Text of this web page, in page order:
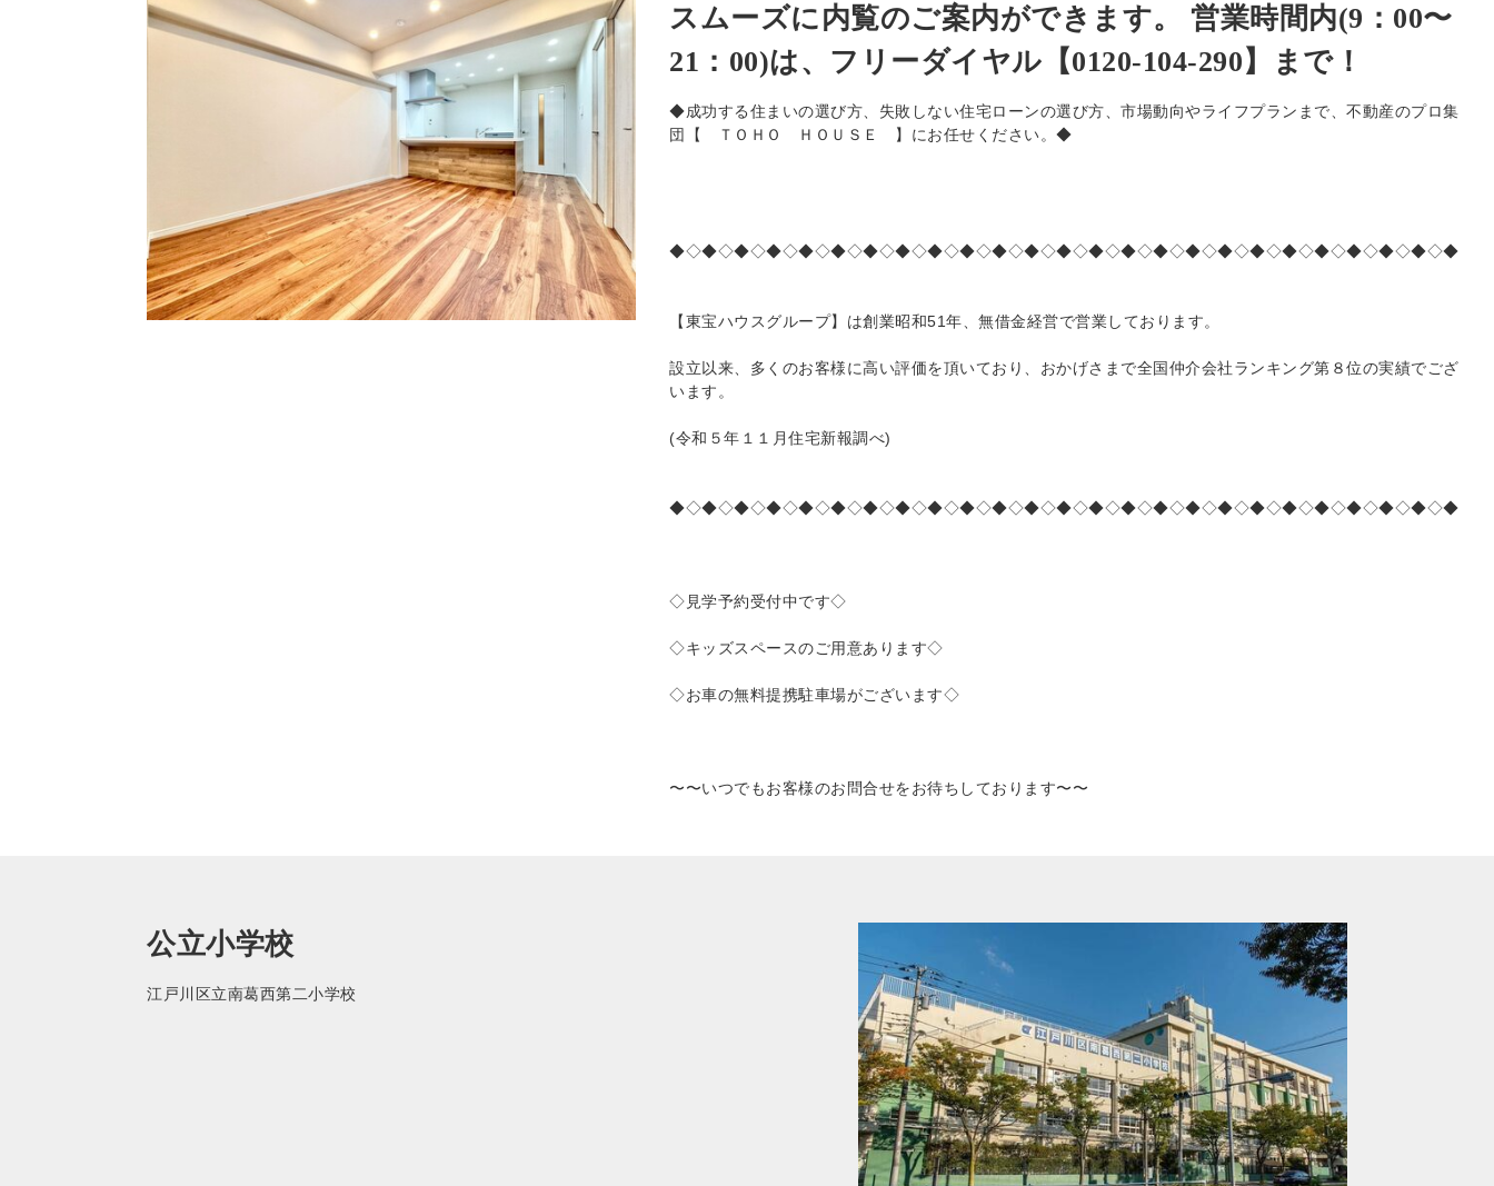
スムーズに内覧のご案内ができます。 営業時間内(9：00〜
21：00)は、フリーダイヤル【0120-104-290】まで！
◆成功する住まいの選び方、失敗しない住宅ローンの選び方、市場動向やライフプランまで、不動産のプロ集
団【 ＴＯＨＯ ＨＯＵＳＥ 】にお任せください。◆
◆◇◆◇◆◇◆◇◆◇◆◇◆◇◆◇◆◇◆◇◆◇◆◇◆◇◆◇◆◇◆◇◆◇◆◇◆◇◆◇◆◇◆◇◆◇◆◇◆
【東宝ハウスグループ】は創業昭和51年、無借金経営で営業しております。
設立以来、多くのお客様に高い評価を頂いており、おかげさまで全国仲介会社ランキング第８位の実績でござ
います。
(令和５年１１月住宅新報調べ)
◆◇◆◇◆◇◆◇◆◇◆◇◆◇◆◇◆◇◆◇◆◇◆◇◆◇◆◇◆◇◆◇◆◇◆◇◆◇◆◇◆◇◆◇◆◇◆◇◆
◇見学予約受付中です◇
◇キッズスペースのご用意あります◇
◇お車の無料提携駐車場がございます◇
〜〜いつでもお客様のお問合せをお待ちしております〜〜
公立小学校
江戸川区立南葛西第二小学校